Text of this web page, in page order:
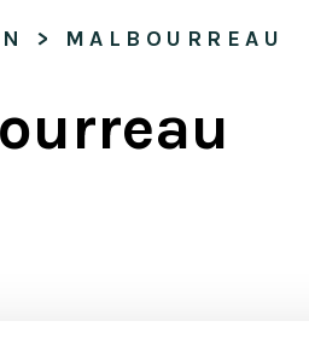
> MALBOURREAU